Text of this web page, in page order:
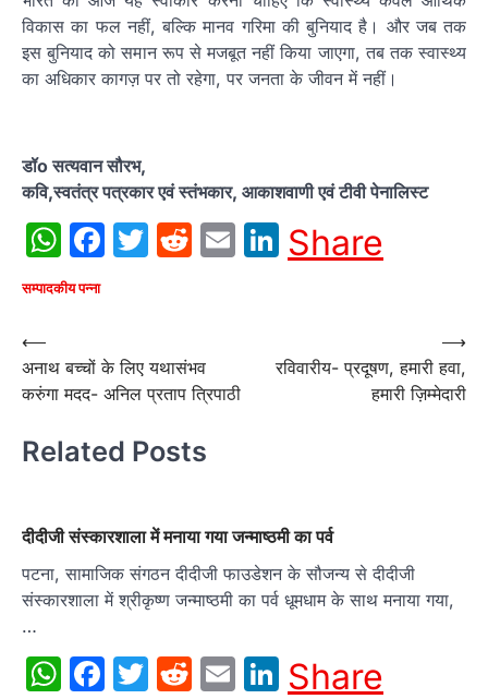
विकास का फल नहीं, बल्कि मानव गरिमा की बुनियाद है। और जब तक
इस बुनियाद को समान रूप से मजबूत नहीं किया जाएगा, तब तक स्वास्थ्य
का अधिकार कागज़ पर तो रहेगा, पर जनता के जीवन में नहीं।
डॉo सत्यवान सौरभ,
कवि,स्वतंत्र पत्रकार एवं स्तंभकार, आकाशवाणी एवं टीवी पेनालिस्ट
WhatsApp
Facebook
Twitter
Reddit
EmailLinkedIn
Share
सम्पादकीय पन्ना
Post
navigation
⟵
अनाथ बच्चों के लिए यथासंभव
करुंगा मदद- अनिल प्रताप त्रिपाठी
रविवारीय- प्रदूषण, हमारी हवा,
हमारी ज़िम्मेदारी
⟶
Related Posts
दीदीजी संस्कारशाला में मनाया गया जन्माष्ठमी का पर्व
पटना, सामाजिक संगठन दीदीजी फाउडेशन के सौजन्य से दीदीजी
संस्कारशाला में श्रीकृष्ण जन्माष्ठमी का पर्व धूमधाम के साथ मनाया गया,
…
WhatsApp
Facebook
Twitter
Reddit
EmailLinkedIn
Share